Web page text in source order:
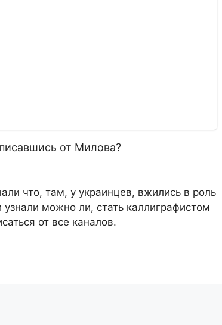
от Милова?
что, там, у украинцев, вжились в роль
узнали можно ли, стать каллиграфистом
от все каналов.